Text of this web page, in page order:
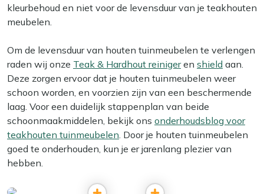
kleurbehoud en niet voor de levensduur van je teakhouten
meubelen.
Om de levensduur van houten tuinmeubelen te verlengen
raden wij onze Teak & Hardhout reinigeren shield aan.
Deze zorgen ervoor dat je houten tuinmeubelen weer
schoon worden, en voorzien zijn van een beschermende
laag. Voor een duidelijk stappenplan van beide
schoonmaakmiddelen, bekijk ons onderhoudsblog voor
teakhouten tuinmeubelen . Door je houten tuinmeubelen
goed te onderhouden, kun je er jarenlang plezier van
hebben.